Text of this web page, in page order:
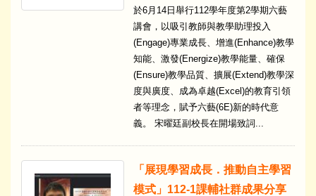
於6月14日舉行112學年度第2學期六藝
講會，以吸引教師與教學助理投入
(Engage)專業成長、增進(Enhance)教學
知能、激發(Energize)教學能量、確保
(Ensure)教學品質、擴展(Extend)教學深
度與廣度、成為卓越(Excel)的教育引領
者等理念，賦予六藝(6E)新的時代意
義。 宋曜廷副校長在開場致詞...
「展現學習成長．推動自主學習
模式」112-1課輔社群成果分享